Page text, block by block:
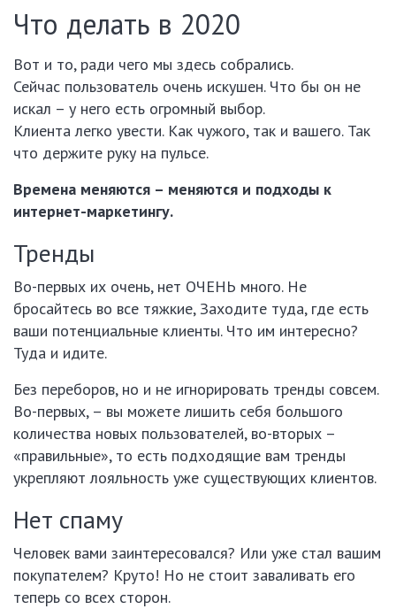
Что делать в 2020
Вот и то, ради чего мы здесь собрались.
Сейчас пользователь очень искушен. Что бы он не
искал – у него есть огромный выбор.
Клиента легко увести. Как чужого, так и вашего. Так
что держите руку на пульсе.
Времена меняются – меняются и подходы к
интернет-маркетингу.
Тренды
Во-первых их очень, нет ОЧЕНЬ много. Не
бросайтесь во все тяжкие, Заходите туда, где есть
ваши потенциальные клиенты. Что им интересно?
Туда и идите.
Без переборов, но и не игнорировать тренды совсем.
Во-первых, – вы можете лишить себя большого
количества новых пользователей, во-вторых –
«правильные», то есть подходящие вам тренды
укрепляют лояльность уже существующих клиентов.
Нет спаму
Человек вами заинтересовался? Или уже стал вашим
покупателем? Круто! Но не стоит заваливать его
теперь со всех сторон.